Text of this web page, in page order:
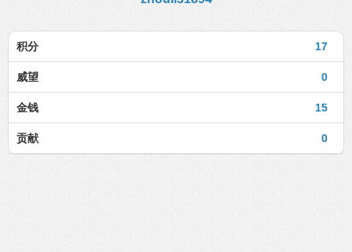
17
积分
0
威望
15
金钱
0
贡献